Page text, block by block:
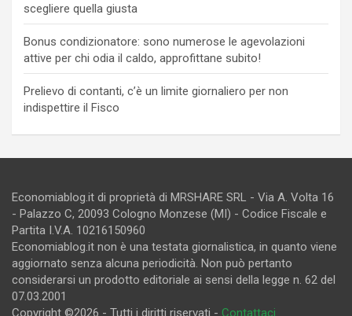
scegliere quella giusta
Bonus condizionatore: sono numerose le agevolazioni
attive per chi odia il caldo, approfittane subito!
Prelievo di contanti, c’è un limite giornaliero per non
indispettire il Fisco
Economiablog.it di proprietà di MRSHARE SRL - Via A. Volta 16
- Palazzo C, 20093 Cologno Monzese (MI) - Codice Fiscale e
Partita I.V.A. 10216150960
Economiablog.it non è una testata giornalistica, in quanto viene
aggiornato senza alcuna periodicità. Non può pertanto
considerarsi un prodotto editoriale ai sensi della legge n. 62 del
07.03.2001
Copyright ©2026 - Tutti i diritti riservati - Contattaci